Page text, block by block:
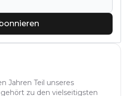
Jahren Teil unseres
zu den vielseitigsten